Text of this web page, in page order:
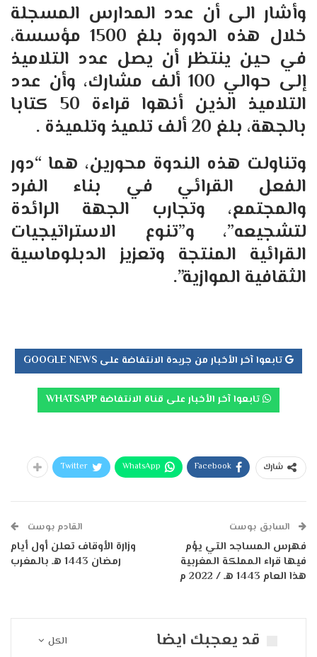
وأشار الى أن عدد المدارس المسجلة
خلال هذه الدورة بلغ 1500 مؤسسة،
في حين ينتظر أن يصل عدد التلاميذ
إلى حوالي 100 ألف مشارك، وأن عدد
التلاميذ الذين أنهوا قراءة 50 كتابا
بالجهة، بلغ 20 ألف تلميذ وتلميذة .
وتناولت هذه الندوة محورين، هما “دور
الفعل القرائي في بناء الفرد
والمجتمع، وتجارب الجهة الرائدة
لتشجيعه”، و”تنوع الاستراتيجيات
القرائية المنتجة وتعزيز الدبلوماسية
الثقافية الموازية”.
تابعوا آخر الأخبار من جريدة الانتفاضة على GOOGLE NEWS
تابعوا آخر الأخبار على قناة الانتفاضة WHATSAPP
شارك Facebook
WhatsApp
Twitter
السابق بوست
فهرس المساجد التي يؤم
فيها قراء المملكة المغربية
هذا العام 1443 هـ / 2022 م
القادم بوست
وزارة الأوقاف تعلن أول أيام
رمضان 1443 هـ بالمغرب
الكل قد يعجبك ايضا